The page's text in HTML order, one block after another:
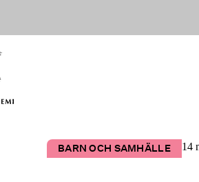
BARN OCH SAMHÄLLE 14